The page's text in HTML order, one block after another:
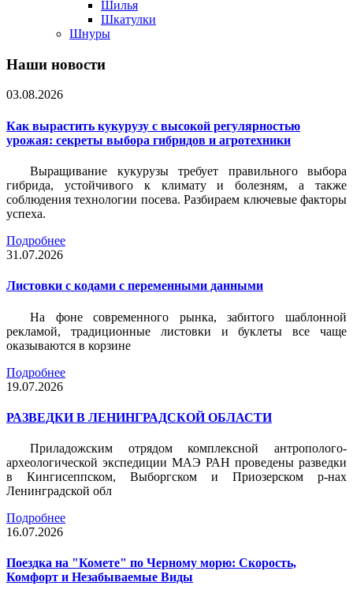
Шилья
Шкатулки
Шнуры
Наши новости
03.08.2026
Как вырастить кукурузу с высокой регулярностью
урожая: секреты выбора гибридов и агротехники
Выращивание кукурузы требует правильного выбора
гибрида, устойчивого к климату и болезням, а также
соблюдения технологии посева. Разбираем ключевые факторы
успеха.
Подробнее
31.07.2026
Листовки c кодами с переменными данными
На фоне современного рынка, забитого шаблонной
рекламой, традиционные листовки и буклеты все чаще
оказываются в корзине
Подробнее
19.07.2026
РАЗВЕДКИ В ЛЕНИНГРАДСКОЙ ОБЛАСТИ
Приладожским отрядом комплексной антрополого-
археологической экспедиции МАЭ РАН проведены разведки
в Кингисеппском, Выборгском и Приозерском р-нах
Ленинградской обл
Подробнее
16.07.2026
Поездка на "Комете" по Черному морю: Скорость,
Комфорт и Незабываемые Виды